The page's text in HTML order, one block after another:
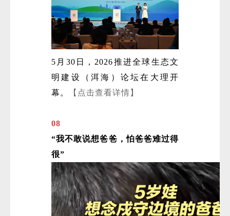
5月30日，2026推进全球生态文
明建设（洱海）论坛在大理开
幕。
【点击查看详情】
08
“我不敢说想爸爸，怕爸爸难过得
很”